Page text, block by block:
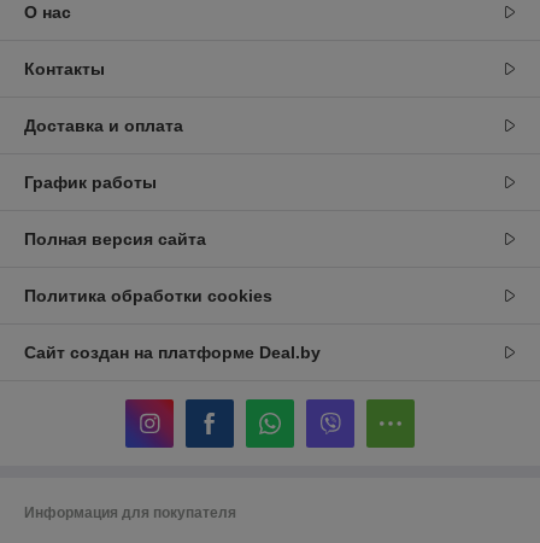
О нас
Контакты
Доставка и оплата
График работы
Полная версия сайта
Политика обработки cookies
Сайт создан на платформе Deal.by
Информация для покупателя